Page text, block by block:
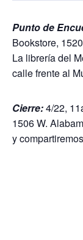
Punto de
Bookstore,
La librería del
calle frente al
Cierre:4/22,
1506 W.
y